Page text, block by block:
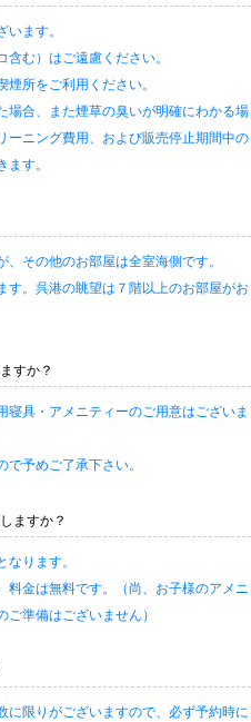
ます。
む）はご遠慮ください。
所をご利用ください。
合、また煙草の臭いが明確にわかる場
ーニング費用、および販売停止期間中の
す。
その他のお部屋は全室海側です。
す。呉港の眺望は７階以上のお部屋がお
すか？
寝具・アメニティーのご用意はございま
予めご了承下さい。
ますか？
ります。
料金は無料です。（尚、お子様のアメニ
準備はございません）
に限りがございますので、必ず予約時に